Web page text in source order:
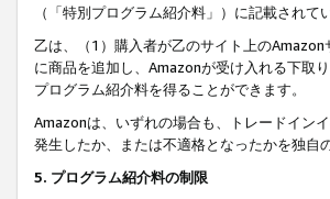
（「特別プログラム紹介料」）に記載され
乙は、（1）購入者が乙のサイト上の
に商品を追加し、Amazonが受け入れる下取
プログラム紹介料を得ることができます。
Amazonは、いずれの場合も、トレードイン
発生したか、または不適格となったかを独自
5. プログラム紹介料の制限